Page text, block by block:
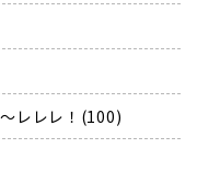
レレレ！(100)